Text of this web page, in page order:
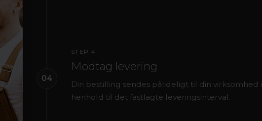
04
STEP 4
Modtag levering
Din bestilling sendes pålideligt til din virksomhed i
henhold til det fastlagte leveringsinterval.